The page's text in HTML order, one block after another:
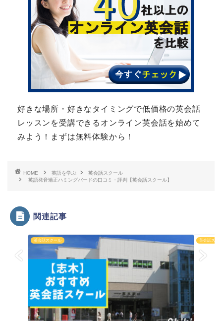
好きな場所・好きなタイミングで低価格の英会話
レッスンを受講できるオンライン英会話を始めて
みよう！まずは無料体験から！
HOME 英語を学ぶ
英会話スクール
英語発音矯正ハミングバードの口コミ・評判【英会話スクール】
関連記事
英会話スクール 英会話スク